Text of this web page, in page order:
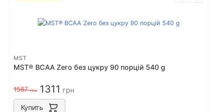
MST
MST® BCAA Zero без цукру 90 порцiй 540 g
1587грн 1311 грн
Купить